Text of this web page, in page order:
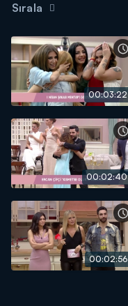
Sırala
00:03:22
00:02:40
00:02:56